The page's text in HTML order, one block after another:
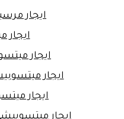
ايجار
ايجار
ايجار
ايجار
ايجار
ايجار ميتسوبيشي 28 راكب